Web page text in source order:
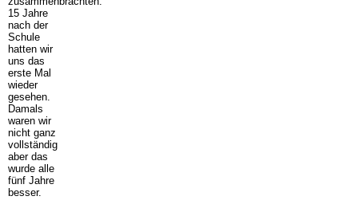
15 Jahre
nach der
Schule
hatten wir
uns das
erste Mal
wieder
gesehen.
Damals
waren wir
nicht ganz
vollständig
aber das
wurde alle
fünf Jahre
besser.